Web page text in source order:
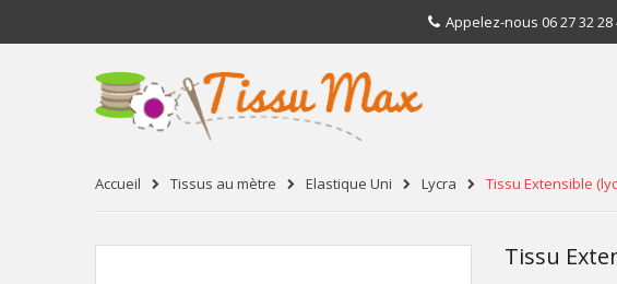
Appelez-nous 06 27 32 28
Accueil Tissus au mètre Elastique Uni Lycra Tissu Extensible
Tissu